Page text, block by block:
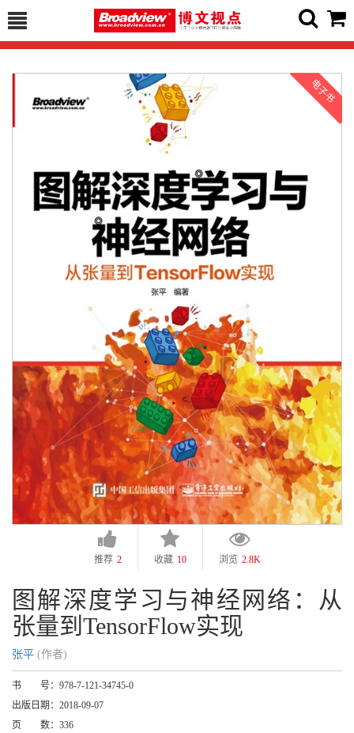
推荐 2 收藏 10 浏览 2.8K
图解深度学习与神经网络：从
张量到TensorFlow实现
张平 (作者)
书 号： 978-7-121-34745-0
出版日期： 2018-09-07
页 数： 336